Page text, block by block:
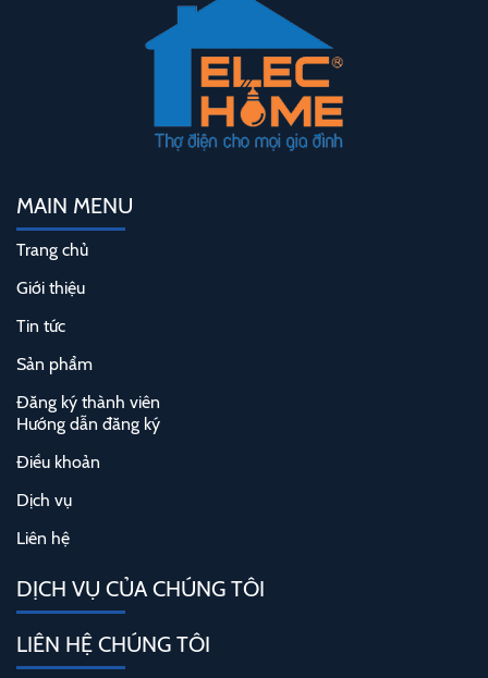
MAIN MENU
Trang chủ
Giới thiệu
Tin tức
Sản phẩm
Đăng ký thành viên
Hướng dẫn đăng ký
Điều khoản
Dịch vụ
Liên hệ
DỊCH VỤ CỦA CHÚNG TÔI
LIÊN HỆ CHÚNG TÔI